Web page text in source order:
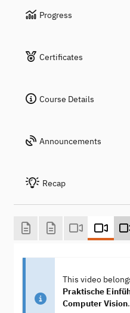
Progress
Certificates
Course Details
Announcements
Recap
This video
Praktische
Computer Vision